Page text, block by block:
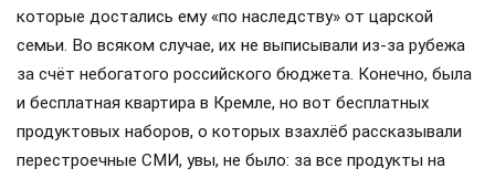
которые достались ему «по наследству» от царской
семьи. Во всяком случае, их не выписывали из-за рубежа
за счёт небогатого российского бюджета. Конечно, была
и бесплатная квартира в Кремле, но вот бесплатных
продуктовых наборов, о которых взахлёб рассказывали
перестроечные СМИ, увы, не было: за все продукты на